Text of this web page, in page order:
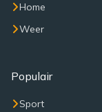
Home
Weer
Populair
Sport